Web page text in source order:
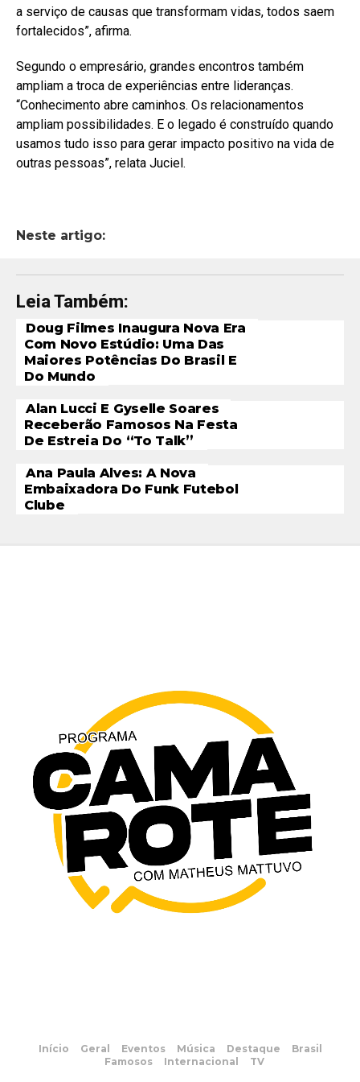
a serviço de causas que transformam vidas, todos saem
fortalecidos”, afirma.
Segundo o empresário, grandes encontros também
ampliam a troca de experiências entre lideranças.
“Conhecimento abre caminhos. Os relacionamentos
ampliam possibilidades. E o legado é construído quando
usamos tudo isso para gerar impacto positivo na vida de
outras pessoas”, relata Juciel.
Neste artigo:
Leia Também:
Doug Filmes Inaugura Nova Era
Com Novo Estúdio: Uma Das
Maiores Potências Do Brasil E
Do Mundo
Alan Lucci E Gyselle Soares
Receberão Famosos Na Festa
De Estreia Do “To Talk”
Ana Paula Alves: A Nova
Embaixadora Do Funk Futebol
Clube
Início Geral Eventos Música Destaque
Brasil
Famosos
Internacional TV